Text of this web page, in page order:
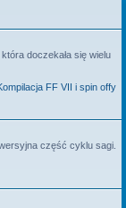
doczekała się wielu
FF VII i spin offy
część cyklu sagi.